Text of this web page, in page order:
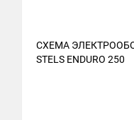
СХЕМА
STELS ENDURO 250